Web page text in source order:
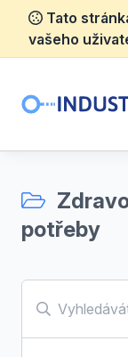
Tato
vašeho
potřeby